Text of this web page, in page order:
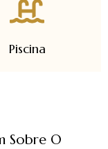
Piscina
Sobre O